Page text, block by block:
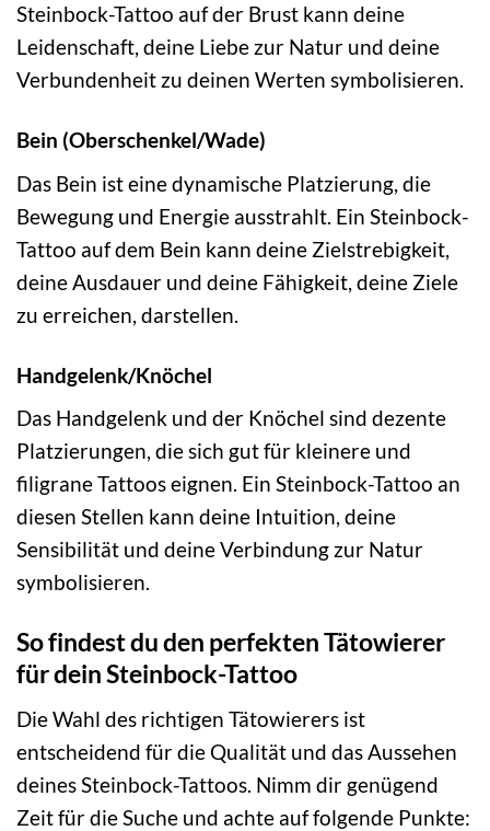
Steinbock-Tattoo auf der Brust kann deine
Leidenschaft, deine Liebe zur Natur und deine
Verbundenheit zu deinen Werten symbolisieren.
Bein (Oberschenkel/Wade)
Das Bein ist eine dynamische Platzierung, die
Bewegung und Energie ausstrahlt. Ein Steinbock-
Tattoo auf dem Bein kann deine Zielstrebigkeit,
deine Ausdauer und deine Fähigkeit, deine Ziele
zu erreichen, darstellen.
Handgelenk/Knöchel
Das Handgelenk und der Knöchel sind dezente
Platzierungen, die sich gut für kleinere und
filigrane Tattoos eignen. Ein Steinbock-Tattoo an
diesen Stellen kann deine Intuition, deine
Sensibilität und deine Verbindung zur Natur
symbolisieren.
So findest du den perfekten Tätowierer
für dein Steinbock-Tattoo
Die Wahl des richtigen Tätowierers ist
entscheidend für die Qualität und das Aussehen
deines Steinbock-Tattoos. Nimm dir genügend
Zeit für die Suche und achte auf folgende Punkte: